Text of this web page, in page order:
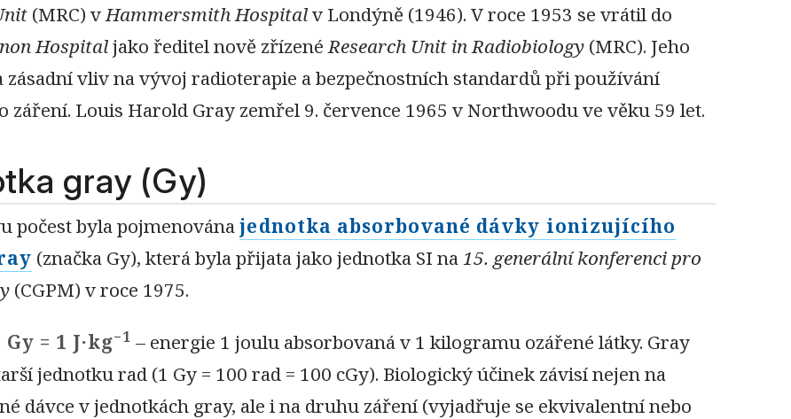
(MRC) vHammersmith Hospitalv Londýně (1946). V roce 1953 se vrátil do
Hospitaljako ředitel nově zřízenéResearch Unit in Radiobiology (MRC). Jeho
zásadní vliv na vývoj radioterapie a bezpečnostních standardů při používání
záření. Louis Harold Gray zemřel 9. července 1965 v Northwoodu ve věku 59 let.
gray (Gy)
počest byla pojmenovánajednotka absorbované dávky ionizujícího
(značka Gy), která byla přijata jako jednotka SI na15. generální konferenci pro
(CGPM) v roce 1975.
Gy = 1 J·kg−1 – energie 1 joulu absorbovaná v 1 kilogramu ozářené látky. Gray
jednotku rad (1 Gy = 100 rad = 100 cGy). Biologický účinek závisí nejen na
dávce v jednotkách gray, ale i na druhu záření (vyjadřuje se ekvivalentní nebo